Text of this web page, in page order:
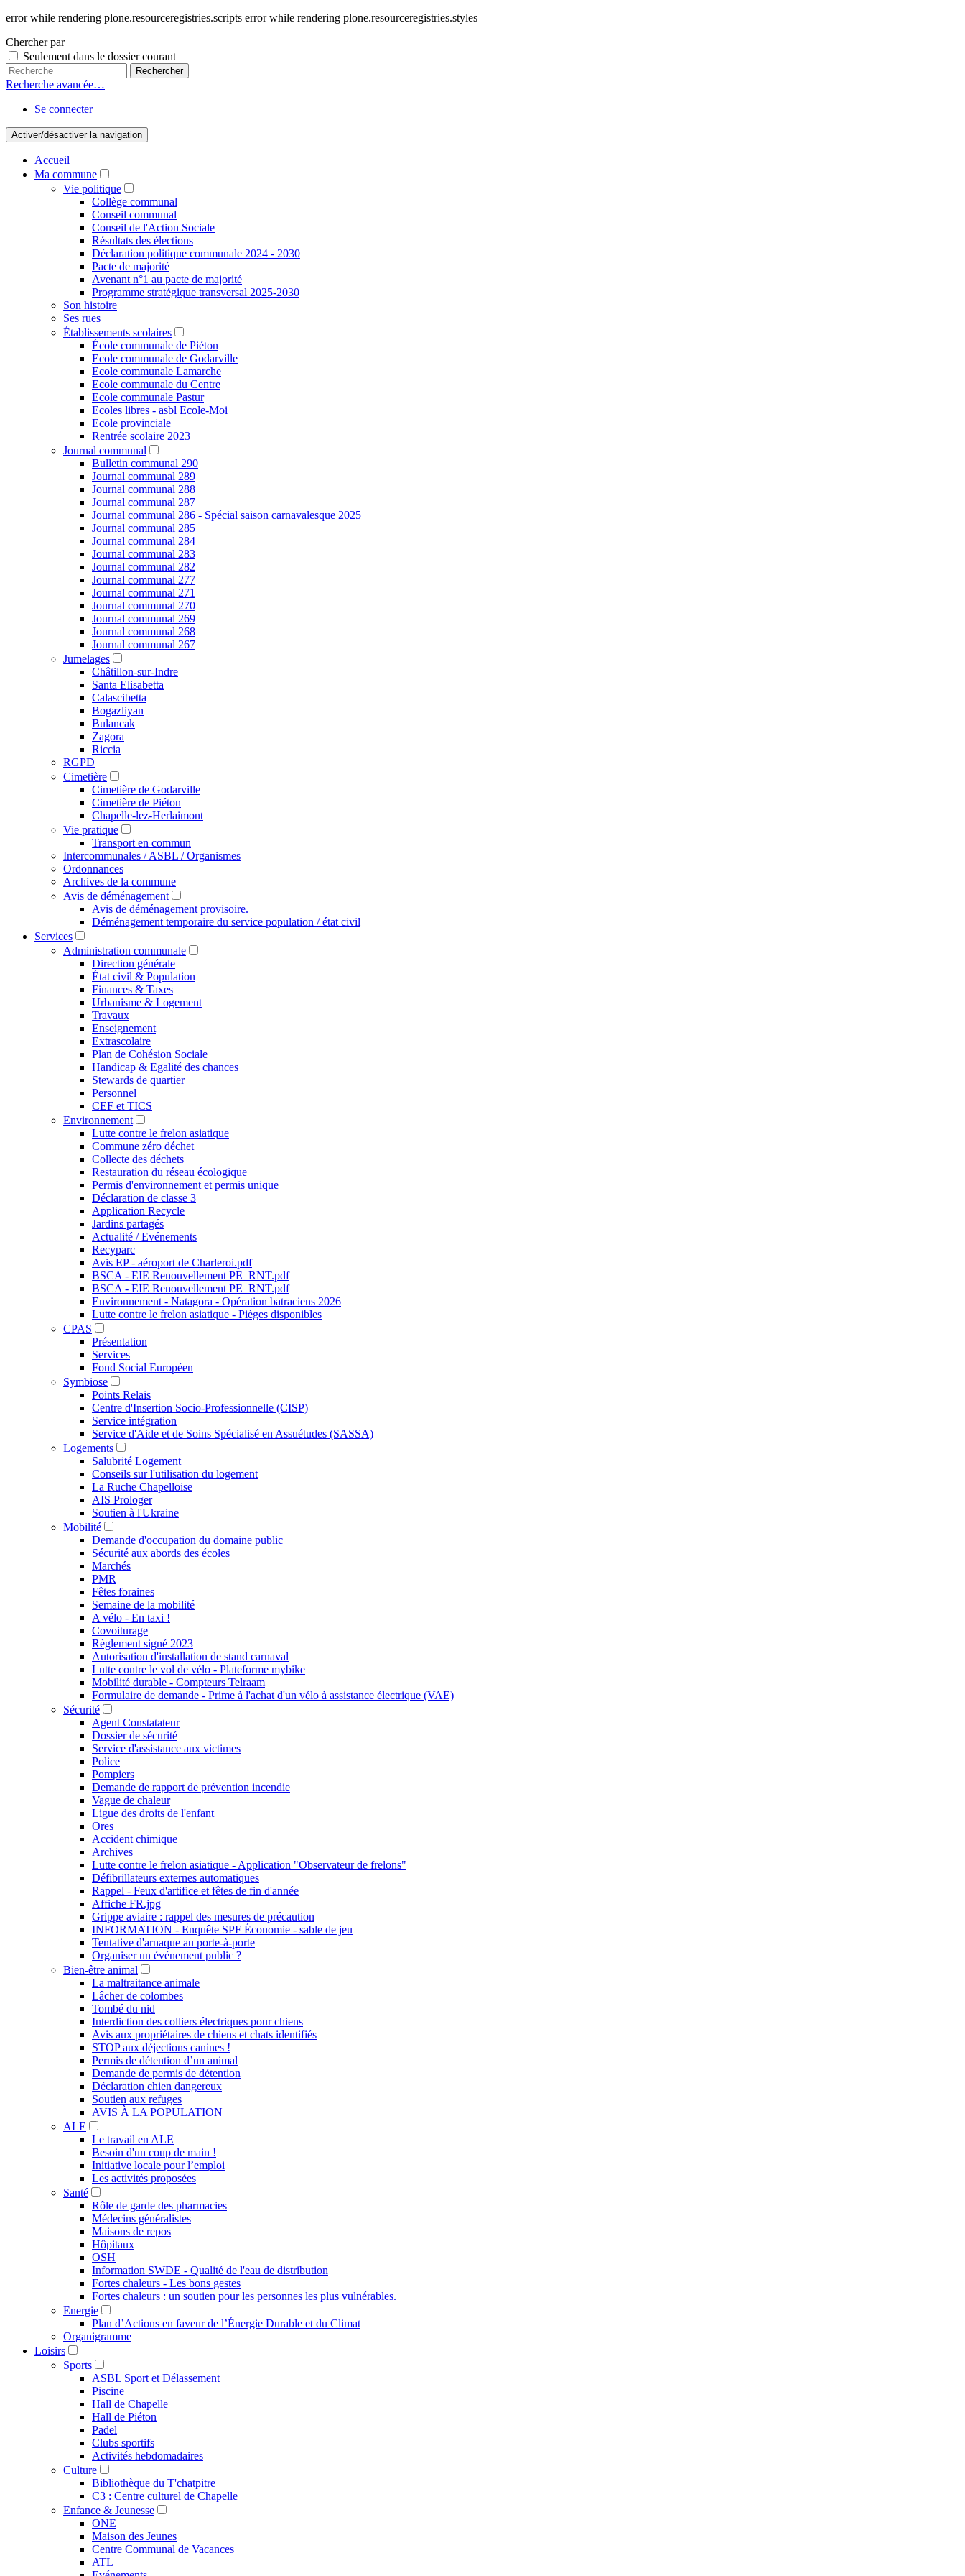
error while rendering plone.resourceregistries.scripts error while rendering plone.resourceregistries.styles
Chercher par
Seulement dans le dossier courant
Recherche avancée…
Se connecter
Activer/désactiver la navigation
Accueil
Ma commune
Vie politique
Collège communal
Conseil communal
Conseil de l'Action Sociale
Résultats des élections
Déclaration politique communale 2024 - 2030
Pacte de majorité
Avenant n°1 au pacte de majorité
Programme stratégique transversal 2025-2030
Son histoire
Ses rues
Établissements scolaires
École communale de Piéton
Ecole communale de Godarville
Ecole communale Lamarche
Ecole communale du Centre
Ecole communale Pastur
Ecoles libres - asbl Ecole-Moi
Ecole provinciale
Rentrée scolaire 2023
Journal communal
Bulletin communal 290
Journal communal 289
Journal communal 288
Journal communal 287
Journal communal 286 - Spécial saison carnavalesque 2025
Journal communal 285
Journal communal 284
Journal communal 283
Journal communal 282
Journal communal 277
Journal communal 271
Journal communal 270
Journal communal 269
Journal communal 268
Journal communal 267
Jumelages
Châtillon-sur-Indre
Santa Elisabetta
Calascibetta
Bogazliyan
Bulancak
Zagora
Riccia
RGPD
Cimetière
Cimetière de Godarville
Cimetière de Piéton
Chapelle-lez-Herlaimont
Vie pratique
Transport en commun
Intercommunales / ASBL / Organismes
Ordonnances
Archives de la commune
Avis de déménagement
Avis de déménagement provisoire.
Déménagement temporaire du service population / état civil
Services
Administration communale
Direction générale
État civil & Population
Finances & Taxes
Urbanisme & Logement
Travaux
Enseignement
Extrascolaire
Plan de Cohésion Sociale
Handicap & Egalité des chances
Stewards de quartier
Personnel
CEF et TICS
Environnement
Lutte contre le frelon asiatique
Commune zéro déchet
Collecte des déchets
Restauration du réseau écologique
Permis d'environnement et permis unique
Déclaration de classe 3
Application Recycle
Jardins partagés
Actualité / Evénements
Recyparc
Avis EP - aéroport de Charleroi.pdf
BSCA - EIE Renouvellement PE_RNT.pdf
BSCA - EIE Renouvellement PE_RNT.pdf
Environnement - Natagora - Opération batraciens 2026
Lutte contre le frelon asiatique - Pièges disponibles
CPAS
Présentation
Services
Fond Social Européen
Symbiose
Points Relais
Centre d'Insertion Socio-Professionnelle (CISP)
Service intégration
Service d'Aide et de Soins Spécialisé en Assuétudes (SASSA)
Logements
Salubrité Logement
Conseils sur l'utilisation du logement
La Ruche Chapelloise
AIS Prologer
Soutien à l'Ukraine
Mobilité
Demande d'occupation du domaine public
Sécurité aux abords des écoles
Marchés
PMR
Fêtes foraines
Semaine de la mobilité
A vélo - En taxi !
Covoiturage
Règlement signé 2023
Autorisation d'installation de stand carnaval
Lutte contre le vol de vélo - Plateforme mybike
Mobilité durable - Compteurs Telraam
Formulaire de demande - Prime à l'achat d'un vélo à assistance électrique (VAE)
Sécurité
Agent Constatateur
Dossier de sécurité
Service d'assistance aux victimes
Police
Pompiers
Demande de rapport de prévention incendie
Vague de chaleur
Ligue des droits de l'enfant
Ores
Accident chimique
Archives
Lutte contre le frelon asiatique - Application "Observateur de frelons"
Défibrillateurs externes automatiques
Rappel - Feux d'artifice et fêtes de fin d'année
Affiche FR.jpg
Grippe aviaire : rappel des mesures de précaution
INFORMATION - Enquête SPF Économie - sable de jeu
Tentative d'arnaque au porte-à-porte
Organiser un événement public ?
Bien-être animal
La maltraitance animale
Lâcher de colombes
Tombé du nid
Interdiction des colliers électriques pour chiens
Avis aux propriétaires de chiens et chats identifiés
STOP aux déjections canines !
Permis de détention d’un animal
Demande de permis de détention
Déclaration chien dangereux
Soutien aux refuges
AVIS À LA POPULATION
ALE
Le travail en ALE
Besoin d'un coup de main !
Initiative locale pour l’emploi
Les activités proposées
Santé
Rôle de garde des pharmacies
Médecins généralistes
Maisons de repos
Hôpitaux
OSH
Information SWDE - Qualité de l'eau de distribution
Fortes chaleurs - Les bons gestes
Fortes chaleurs : un soutien pour les personnes les plus vulnérables.
Energie
Plan d’Actions en faveur de l’Énergie Durable et du Climat
Organigramme
Loisirs
Sports
ASBL Sport et Délassement
Piscine
Hall de Chapelle
Hall de Piéton
Padel
Clubs sportifs
Activités hebdomadaires
Culture
Bibliothèque du T'chatpitre
C3 : Centre culturel de Chapelle
Enfance & Jeunesse
ONE
Maison des Jeunes
Centre Communal de Vacances
ATL